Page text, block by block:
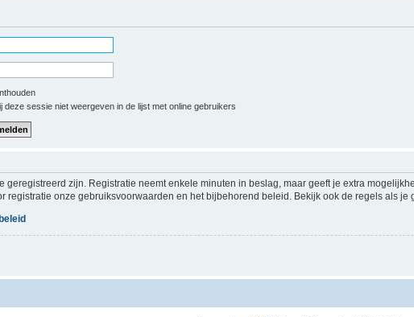
deze sessie niet weergeven in de lijst met online gebruikers
geregistreerd zijn. Registratie neemt enkele minuten in beslag, maar geeft je extra
registratie onze gebruiksvoorwaarden en het bijbehorend beleid. Bekijk ook de regels als je